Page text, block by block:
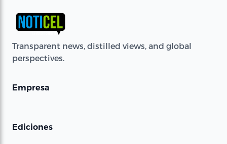
Transparent news, distilled views, and global
perspectives.
Empresa
Ediciones